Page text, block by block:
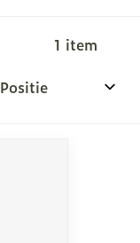
1 item
Sorteer op: